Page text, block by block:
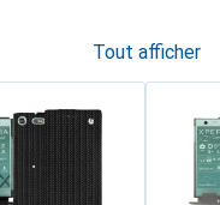
Tout afficher